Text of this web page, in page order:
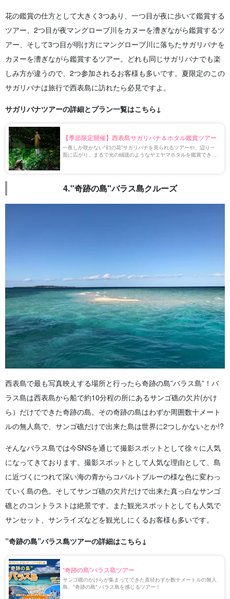
花の鑑賞の仕方として大きく3つあり、一つ目が夜に歩いて鑑賞する
ツアー、2つ目が夜マングローブ川をカヌーを漕ぎながら鑑賞するツ
アー、そして3つ目が明け方にマングローブ川に落ちたサガリバナを
カヌーを漕ぎながら鑑賞するツアー。どれも同じサガリバナでも楽
しみ方が違うので、2つ参加されるお客様も多いです。夏限定のこの
サガリバナは旅行で西表島に訪れたら必見ですよ。
サガリバナツアーの詳細とプラン一覧はこちら↓
【季節限定開催】西表島サガリバナ＆ホタル鑑賞ツアー
一夜しか咲かない"幻の花”サガリバナを見られるツアーや、辺り一
面に広がり、まるで光の絨毯のようなヤエヤマホタルを鑑賞できる
4."奇跡の島"バラス島クルーズ
西表島で最も写真映えする場所と行ったら奇跡の島”バラス島”！バ
ラス島は西表島から船で約10分程の所にあるサンゴ礁の欠片(かけ
ら）だけでできた奇跡の島。 その奇跡の島はわずか周囲数十メート
ルの無人島で、サンゴ礁だけで出来た島は世界に2つしかないとか!?
そんなバラス島では今SNSを通じて撮影スポットとして徐々に人気
になってきております。撮影スポットとして人気な理由として、島
に近づくにつれて深い海の青からコバルトブルーの様な色に変わっ
ていく島の色。そしてサンゴ礁の欠片だけで出来た真っ白なサンゴ
礁とのコントラストは絶景です。また観光スポットとしても人気で
サンセット、サンライズなどを観光しにくるお客様も多いです。
”奇跡の島”バラス島ツアーの詳細はこちら↓
“奇跡の島”バラス島ツアー
サンゴ礁のかけらが集まってできた直径わずか数十メートルの無人
島、"奇跡の島" バラス島を感じるツアー！